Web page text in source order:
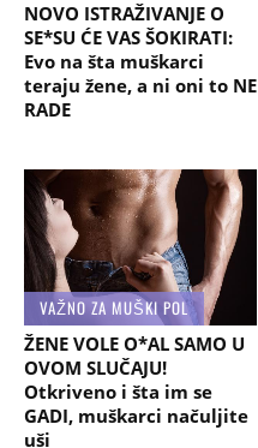
NOVO ISTRAŽIVANJE O
SE*SU ĆE VAS ŠOKIRATI:
Evo na šta muškarci
teraju žene, a ni oni to NE
RADE
VAŽNO ZA MUŠKI POL
ŽENE VOLE O*AL SAMO U
OVOM SLUČAJU!
Otkriveno i šta im se
GADI, muškarci načuljite
uši